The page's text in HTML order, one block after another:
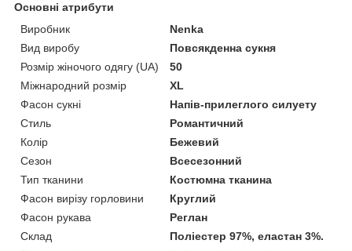
Основні атрибути
Виробник
Nenka
Вид виробу
Повсякденна сукня
Розмір жіночого одягу (UA)
50
Міжнародний розмір
XL
Фасон сукні
Напів-прилеглого силуету
Стиль
Романтичний
Колір
Бежевий
Сезон
Всесезонний
Тип тканини
Костюмна тканина
Фасон вирізу горловини
Круглий
Фасон рукава
Реглан
Склад
Поліестер 97%, еластан 3%.